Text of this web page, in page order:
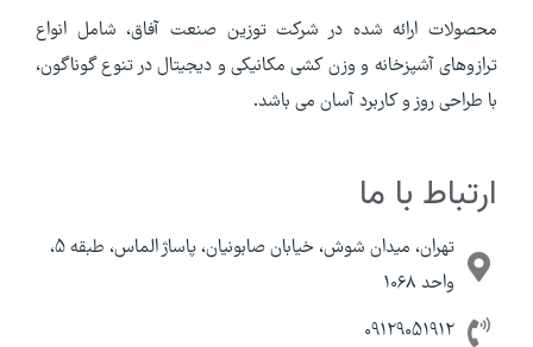
محصولات ارائه شده در شرکت توزین صنعت آفاق، شامل انواع
ترازوهای آشپزخانه و وزن کشی مکانیکی و دیجیتال در تنوع گوناگون،
با طراحی روز و کاربرد آسان می باشد.
ارتباط با ما
تهران، میدان شوش، خیابان صابونیان، پاساژ الماس، طبقه 5،
واحد 1068
09129051912